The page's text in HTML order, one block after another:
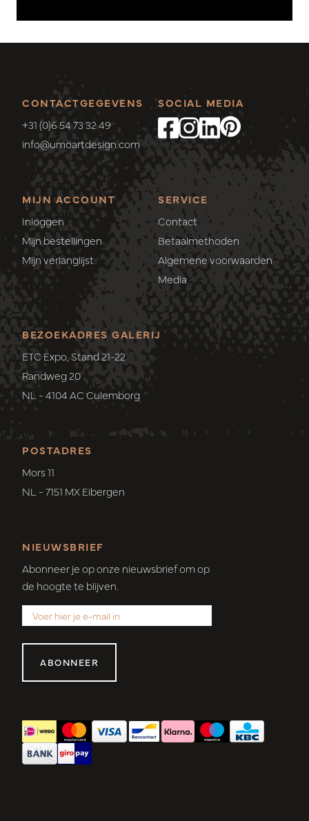
CONTACTGEGEVENS
+31 (0)6 54 73 32 49
info@umoartdesign.com
MIJN ACCOUNT
Inloggen
Mijn bestellingen
Mijn verlanglijst
SERVICE
Contact
Betaalmethoden
Algemene voorwaarden
Media
SOCIAL MEDIA
POSTADRES
Mors 11
NL - 7151 MX Eibergen
BEZOEKADRES GALERIJ
ETC Expo, Stand 21-22
Randweg 20
NL - 4104 AC Culemborg
NIEUWSBRIEF
Abonneer je op onze nieuwsbrief om op
de hoogte te blijven.
ABONNEER